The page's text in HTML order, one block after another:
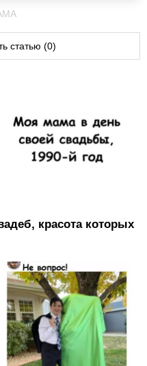
статью (0)
красота которых